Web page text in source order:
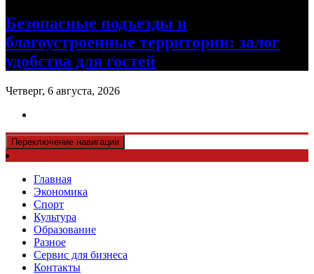
Безопасные подъезды и
благоустроенные территории: залог
удобства для гостей
Четверг, 6 августа, 2026
Переключение навигации
Главная
Экономика
Спорт
Культура
Образование
Разное
Сервис для бизнеса
Контакты